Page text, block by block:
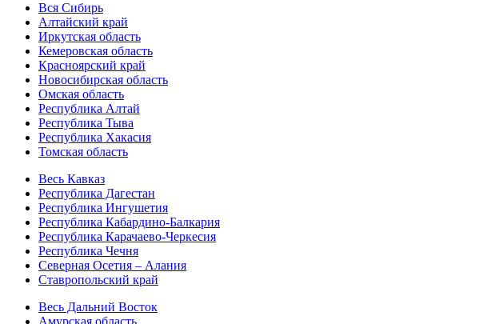
Вся Сибирь
Алтайский край
Иркутская область
Кемеровская область
Красноярский край
Новосибирская область
Омская область
Республика Алтай
Республика Тыва
Республика Хакасия
Томская область
Весь Кавказ
Республика Дагестан
Республика Ингушетия
Республика Кабардино-Балкария
Республика Карачаево-Черкесия
Республика Чечня
Северная Осетия – Алания
Ставропольский край
Весь Дальний Восток
Амурская область